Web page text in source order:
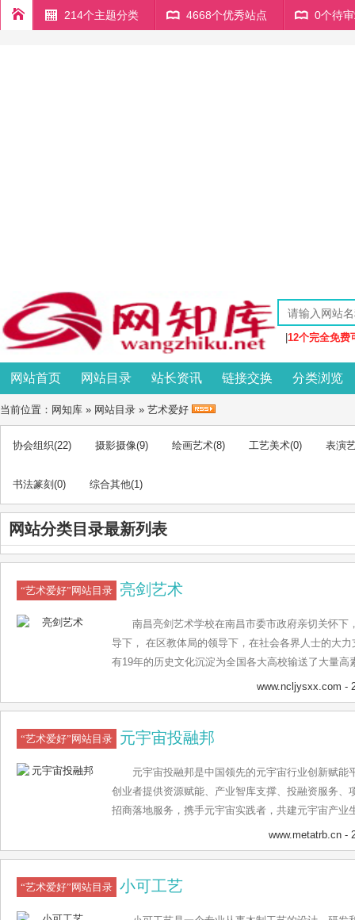
214个主题分类 4668个优秀站点 0个待
12个完全免费
网站首页 网站目录 站长资讯 链接交换 分类浏览
当前位置： 网知库 » 网站目录 » 艺术爱好
协会组织(22) 摄影摄像(9) 绘画艺术(8) 工艺美术(0) 表演
书法篆刻 (0) 综合其他(1)
网站分类目录最新列表
“艺术爱好”网站目录 亮剑艺术
南昌亮剑艺术学校在南昌市委市政府亲切关怀下
导下， 在区教体局的领导下，在社会各界人士的大
有19年的历史文化沉淀为全国各大高校输送了大量
www.ncljysxx.com -
“艺术爱好”网站目录 元宇宙投融邦
元宇宙投融邦是中国领先的元宇宙行业创新赋能
创业者提供资源赋能、产业智库支撑、投融资服务、
招商落地服务，携手元宇宙实践者，共建元宇宙产业
www.metatrb.cn -
“艺术爱好”网站目录 小可工艺